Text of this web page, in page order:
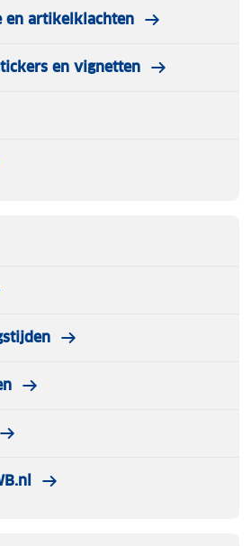
en artikelklachten
en vignetten